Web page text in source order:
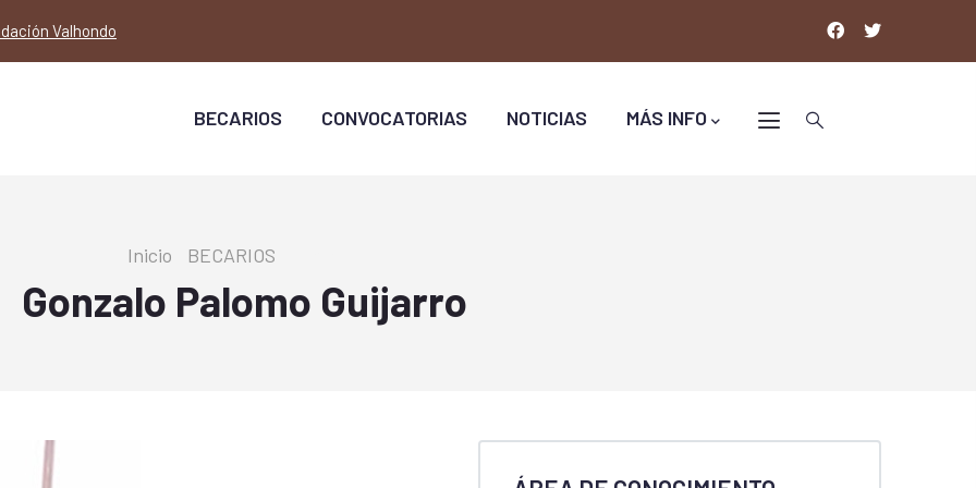
Valhondo
BECARIOS CONVOCATORIAS NOTICIAS MÁS INFO
Sobrescribir
enlaces
de
Inicio BECARIOS
Gonzalo Palomo Guijarro